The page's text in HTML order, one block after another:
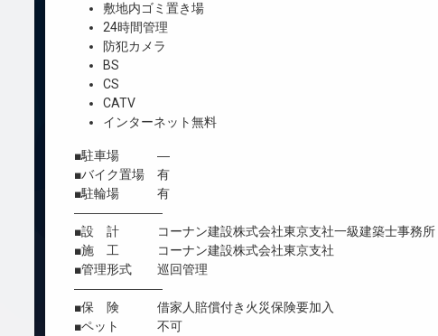
敷地内ゴミ置き場
24時間管理
防犯カメラ
BS
CS
CATV
インターネット無料
■駐車場 ―
■バイク置場 有
■駐輪場 有
―――――――
■設 計 コーナン建設株式会社東京支社一級建築士事務所
■施 工 コーナン建設株式会社東京支社
■管理形式 巡回管理
―――――――
■保 険 借家人賠償付き火災保険要加入
■ペット 不可